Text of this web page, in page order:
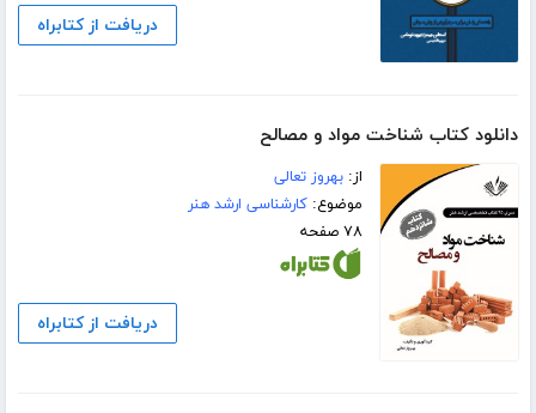
دریافت از کتابراه
دانلود کتاب شناخت مواد و مصالح
از:بهروز تعالی
موضوع:کارشناسی ارشد هنر
۷۸ صفحه
دریافت از کتابراه